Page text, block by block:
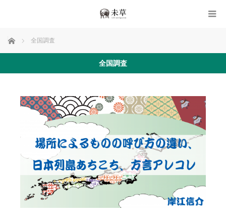
ホーム 全国調査
全国調査